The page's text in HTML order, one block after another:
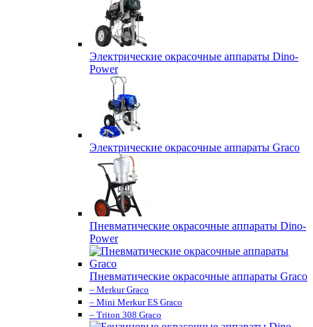
Электрические окрасочные аппараты Dino-
Power
Электрические окрасочные аппараты Graco
Пневматические окрасочные аппараты Dino-
Power
Пневматические окрасочные аппараты Graco
– Merkur Graco
– Mini Merkur ES Graco
– Triton 308 Graco